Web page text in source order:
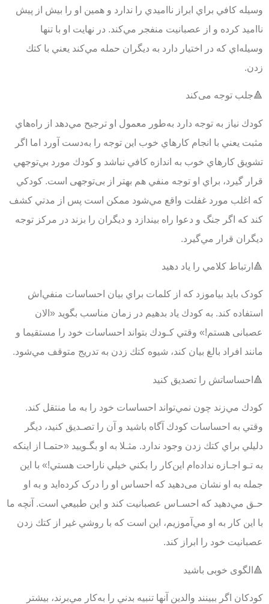
وسيله كافي براي ابراز نااميدي را ندارد و همین او را بيش از پيش
نااميد كرده و از عصبانيت منفجر مي‌كند. در نهايت او با تنها
وسيله‌اي كه در اختيار دارد به دیگران حمله مي‌كند يعني با كتك
زدن.
🔺جلب توجه می‌کند
كودك نياز به توجه دارد به‌طور معمول او ترجيح مي‌دهد از راه‌هاي
مثبت يعني با انجام كارهاي خوب اين توجه را به‌دست آورد اما اگر
تشويق كارهاي خوب به اندازه كافي نباشد و كودك مورد بي‌توجهي
قرار گيرد، براي او توجه منفي هم بهتر از بی‌توجهی است. كودكي
كه اغلب مورد غفلت واقع مي‌شود ممكن است پس از مدتي كشف
كند كه اگر جنگ و دعوا راه بيندازد و ديگران را بزند در مركز توجه
ديگران قرار مي‌گيرد.
🔺ارتباط كلامي را یاد دهید
کودک باید بیاموزد که از كلمات براي بيان احساسات منفي‌اش
استفاده كند. به كودك ياد بدهيم در زمان مناسب بگويد «الان
عصبانی هستم!» وقتي كـودك بتواند احساسات خود را مستقيما و
مانند افراد بالغ بيان كند، شیوه كتك زدن به تدريج متوقف مي‌شود.
🔺احساساتش را تصديق كنيد
كودك مي‌زند چون نمي‌تواند احساسات خود را به ما منتقل كند.
وقتي به احساسات كودك آگاه باشيد و آن ‌را تصـديق كنيد، ديگر
دليلي براي كتك زدن وجود ندارد. مثـلا به او بگـوييد «حتمـا از اينكه
به تـو اجـازه نداده‌ام اين‌كار را بكني خيلي ناراحت هستي!» با اين
جمله به او نشان می‌دهید كه احساس او را درک کرده‌اید و به او
حـق مي‌دهيد كه احسـاس عصبانيت كند و اين طبيعي است. آنچه ما
با این کار به او مي‌آموزيم، اين است كه با روشي غير از كتك زدن
عصبانيت خود را ابراز كند.
🔺الگوی خوبی باشید
كودكان اگر ببينند والدين آنها تنبيه بدني را به‌كار مي‌برند، بيشتر